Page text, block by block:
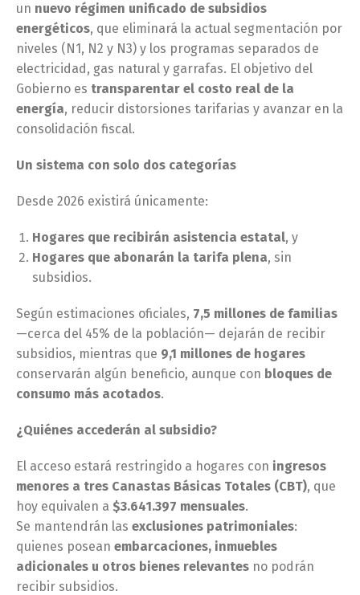
un nuevo régimen unificado de subsidios
energéticos, que eliminará la actual segmentación por
niveles (N1, N2 y N3) y los programas separados de
electricidad, gas natural y garrafas. El objetivo del
Gobierno es transparentar el costo real de la
energía, reducir distorsiones tarifarias y avanzar en la
consolidación fiscal.
Un sistema con solo dos categorías
Desde 2026 existirá únicamente:
Hogares que recibirán asistencia estatal, y
Hogares que abonarán la tarifa plena, sin
subsidios.
Según estimaciones oficiales, 7,5 millones de familias
—cerca del 45% de la población— dejarán de recibir
subsidios, mientras que 9,1 millones de hogares
conservarán algún beneficio, aunque con bloques de
consumo más acotados.
¿Quiénes accederán al subsidio?
El acceso estará restringido a hogares con ingresos
menores a tres Canastas Básicas Totales (CBT), que
hoy equivalen a $3.641.397 mensuales.
Se mantendrán las exclusiones patrimoniales:
quienes posean embarcaciones, inmuebles
adicionales u otros bienes relevantes no podrán
recibir subsidios.